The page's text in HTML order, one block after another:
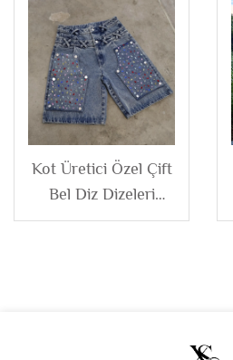
Rengi Blok Fermuarlı
Kapüşonlu Ceket
Erkek
Kot Üretici Özel Çift
Bel Diz Dizeleri
Yapay Elmaslı Bol